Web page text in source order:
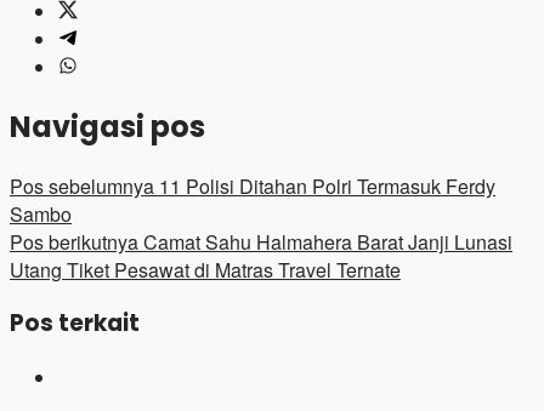
Navigasi pos
Pos sebelumnya 11 Polisi Ditahan Polri Termasuk Ferdy
Sambo
Pos berikutnyaCamat Sahu Halmahera Barat Janji Lunasi
Utang Tiket Pesawat di Matras Travel Ternate
Pos terkait